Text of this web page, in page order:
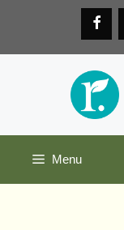
Menu